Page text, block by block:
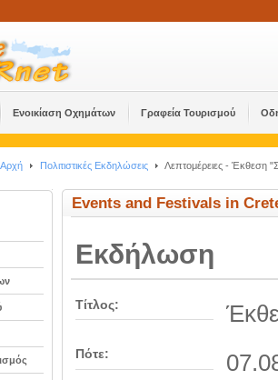
Ενοικίαση Οχημάτων Γραφεία Τουρισμού
Αρχή Πολιτιστικές Εκδηλώσεις Λεπτομέρειες - Έκθεση
Events and Festivals in
Εκδήλωση
Τίτλος:
Πότε: